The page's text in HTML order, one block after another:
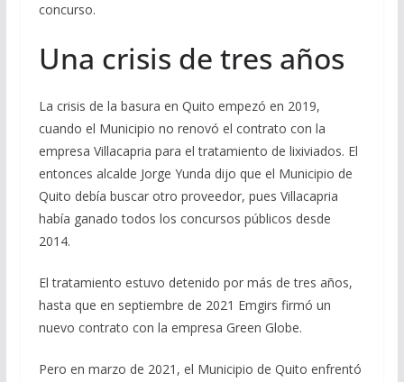
concurso.
Una crisis de tres años
La crisis de la basura en Quito empezó en 2019,
cuando el Municipio no renovó el contrato con la
empresa Villacapria para el tratamiento de lixiviados. El
entonces alcalde Jorge Yunda dijo que el Municipio de
Quito debía buscar otro proveedor, pues Villacapria
había ganado todos los concursos públicos desde
2014.
El tratamiento estuvo detenido por más de tres años,
hasta que en septiembre de 2021 Emgirs firmó un
nuevo contrato con la empresa Green Globe.
Pero en marzo de 2021, el Municipio de Quito enfrentó